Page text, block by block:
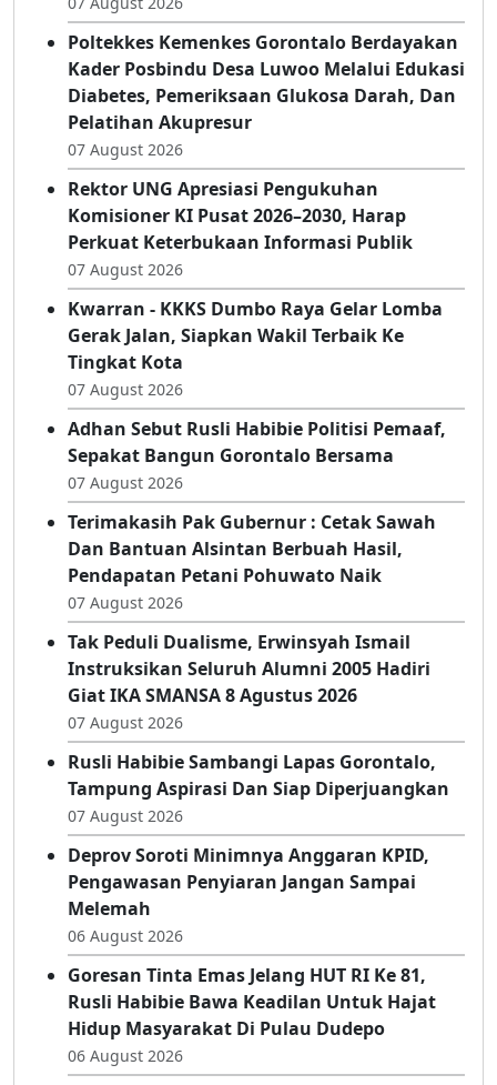
SMP Negeri 1 Bolaang Uki Gelar Lomba 17-
an, Tanamkan Semangat Nasionalisme!
07 August 2026
Poltekkes Kemenkes Gorontalo Berdayakan
Kader Posbindu Desa Luwoo Melalui Edukasi
Diabetes, Pemeriksaan Glukosa Darah, Dan
Pelatihan Akupresur
07 August 2026
Rektor UNG Apresiasi Pengukuhan
Komisioner KI Pusat 2026–2030, Harap
Perkuat Keterbukaan Informasi Publik
07 August 2026
Kwarran - KKKS Dumbo Raya Gelar Lomba
Gerak Jalan, Siapkan Wakil Terbaik Ke
Tingkat Kota
07 August 2026
Adhan Sebut Rusli Habibie Politisi Pemaaf,
Sepakat Bangun Gorontalo Bersama
07 August 2026
Terimakasih Pak Gubernur : Cetak Sawah
Dan Bantuan Alsintan Berbuah Hasil,
Pendapatan Petani Pohuwato Naik
07 August 2026
Tak Peduli Dualisme, Erwinsyah Ismail
Instruksikan Seluruh Alumni 2005 Hadiri
Giat IKA SMANSA 8 Agustus 2026
07 August 2026
Rusli Habibie Sambangi Lapas Gorontalo,
Tampung Aspirasi Dan Siap Diperjuangkan
07 August 2026
Deprov Soroti Minimnya Anggaran KPID,
Pengawasan Penyiaran Jangan Sampai
Melemah
06 August 2026
Goresan Tinta Emas Jelang HUT RI Ke 81,
Rusli Habibie Bawa Keadilan Untuk Hajat